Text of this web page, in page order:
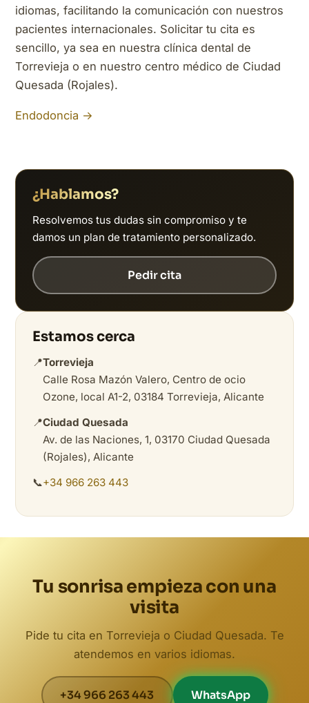
idiomas, facilitando la comunicación con nuestros
pacientes internacionales. Solicitar tu cita es
sencillo, ya sea en nuestra clínica dental de
Torrevieja o en nuestro centro médico de Ciudad
Quesada (Rojales).
Endodoncia →
¿Hablamos?
Resolvemos tus dudas sin compromiso y te
damos un plan de tratamiento personalizado.
Pedir cita
Estamos cerca
📍Torrevieja
Calle Rosa Mazón Valero, Centro de ocio
Ozone, local A1-2, 03184 Torrevieja, Alicante
📍Ciudad Quesada
Av. de las Naciones, 1, 03170 Ciudad Quesada
(Rojales), Alicante
📞+34 966 263 443
Tu sonrisa empieza con una
visita
Pide tu cita en Torrevieja o Ciudad Quesada. Te
atendemos en varios idiomas.
+34 966 263 443 WhatsApp